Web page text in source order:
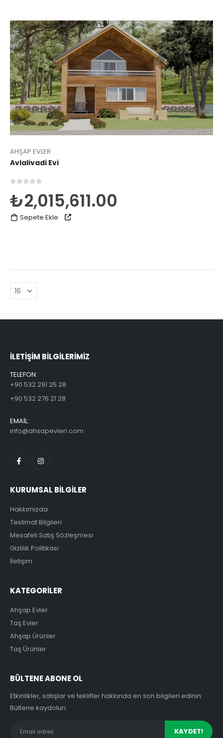
AHŞAP EVLER
Avlalivadi Evi
₺2,015,611.00
Sepete Ekle
ILETİŞİM BİLGİLERİMİZ
TELEFON:
+90 532 291 25 28
+90 532 276 21 28
EMAİL:
info@ahsapevleri.com
KURUMSAL BİLGİLER
Hakkımızda
Teslimat Bilgileri
Mesafeli Satış Sözleşmesi
Gizlilik Politikası
İletişim
KATEGORİLER
Ahşap Evler
Taş Evler
Ahşap Ürünler
Taş Ürünler
BÜLTENE ABONE OL
Etkinlikler, satışlar ve teklifler hakkında en son bilgileri edinin.
Bültene kaydolun: